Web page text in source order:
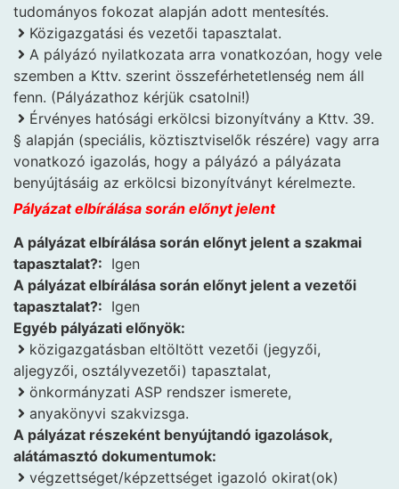
tudományos fokozat alapján adott mentesítés.
Közigazgatási és vezetői tapasztalat.
A pályázó nyilatkozata arra vonatkozóan, hogy vele
szemben a Kttv. szerint összeférhetetlenség nem áll
fenn. (Pályázathoz kérjük csatolni!)
Érvényes hatósági erkölcsi bizonyítvány a Kttv. 39.
§ alapján (speciális, köztisztviselők részére) vagy arra
vonatkozó igazolás, hogy a pályázó a pályázata
benyújtásáig az erkölcsi bizonyítványt kérelmezte.
Pályázat elbírálása során előnyt jelent
A pályázat elbírálása során előnyt jelent a szakmai
tapasztalat?: Igen
A pályázat elbírálása során előnyt jelent a vezetői
tapasztalat?: Igen
Egyéb pályázati előnyök:
közigazgatásban eltöltött vezetői (jegyzői,
aljegyzői, osztályvezetői) tapasztalat,
önkormányzati ASP rendszer ismerete,
anyakönyvi szakvizsga.
A pályázat részeként benyújtandó igazolások,
alátámasztó dokumentumok:
végzettséget/képzettséget igazoló okirat(ok)